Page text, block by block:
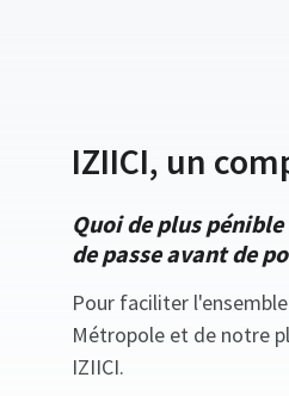
IZIICI, un
Quoi de plus
de passe avant de
Pour faciliter
Métropole et de notre
IZIICI.